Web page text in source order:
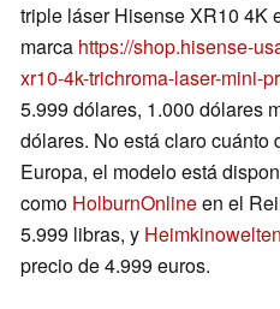
triple láser Hisense XR10 4K
marca https://shop.hisense-
xr10-4k-trichroma-laser-mini-
5.999 dólares, 1.000 dólares
dólares. No está claro cuánto
Europa, el modelo está
como HolburnOnlineen el
5.999 libras, y Heimkinowelten
precio de 4.999 euros.